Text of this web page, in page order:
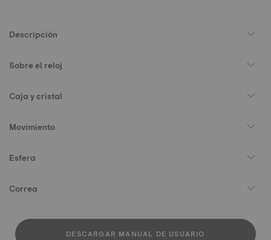
Descripción
Sobre el reloj
Caja y cristal
Movimiento
Esfera
Correa
DESCARGAR MANUAL DE USUARIO